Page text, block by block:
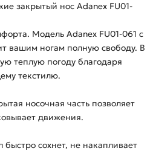
закрытый нос Adanex FU01-
Модель Adanex FU01-061 с
вашим ногам полную свободу. В
теплую погоду благодаря
текстилю.
носочная часть позволяет
движения.
быстро сохнет, не накапливает